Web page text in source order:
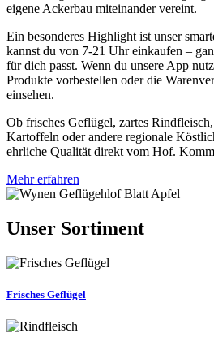
eigene Ackerbau miteinander vereint.
Ein besonderes Highlight ist unser
kannst du von 7-21 Uhr einkaufen –
für dich passt. Wenn du unsere App
Produkte vorbestellen oder die
einsehen.
Ob frisches Geflügel, zartes
Kartoffeln oder andere regionale
ehrliche Qualität direkt vom Hof.
Mehr erfahren
Unser Sortiment
Frisches Geflügel